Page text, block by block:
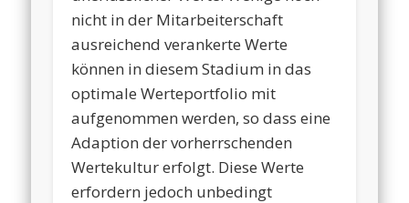
nicht in der Mitarbeiterschaft
ausreichend verankerte Werte
können in diesem Stadium in das
optimale Werteportfolio mit
aufgenommen werden, so dass eine
Adaption der vorherrschenden
Wertekultur erfolgt. Diese Werte
erfordern jedoch unbedingt